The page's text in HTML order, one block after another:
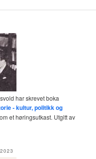
har skrevet boka
- kultur, politikk og
et høringsutkast. Utgitt av